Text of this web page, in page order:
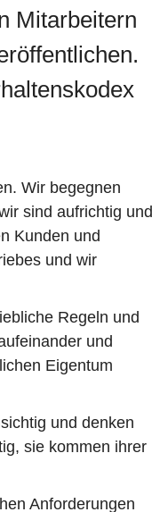
Mitarbeitern
Wir begegnen
sind aufrichtig und
Kunden und
und wir
Regeln und
und
Eigentum
und denken
sie kommen ihrer
Anforderungen